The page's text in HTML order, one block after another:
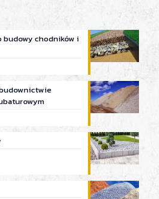
budowy chodników i